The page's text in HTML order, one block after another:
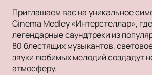
Приглашаем вас на уникальное
Cinema Medley «Интерстеллар»,
легендарные саундтреки из
80 блестящих музыкантов,
звуки любимых мелодий создадут
атмосферу.